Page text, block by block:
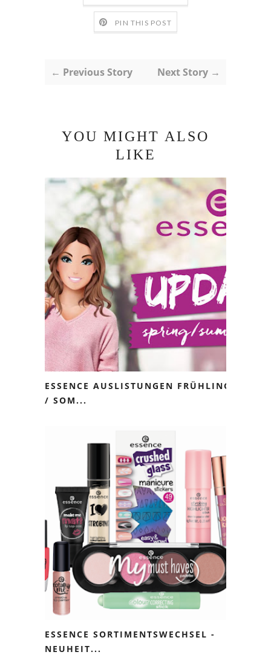
PIN THIS POST
← Previous Story Next Story →
YOU MIGHT ALSO
LIKE
ESSENCE AUSLISTUNGEN FRÜHLING
/ SOM...
ESSENCE SORTIMENTSWECHSEL -
NEUHEIT...